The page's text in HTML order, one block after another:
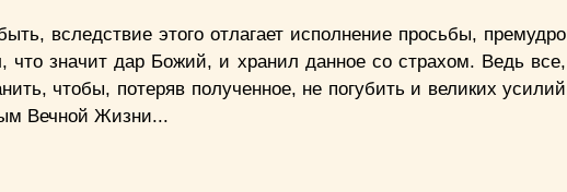
вследствие этого отлагает исполнение просьбы, премудро
значит дар Божий, и хранил данное со страхом. Ведь все,
чтобы, потеряв полученное, не погубить и великих усилий
Вечной Жизни...